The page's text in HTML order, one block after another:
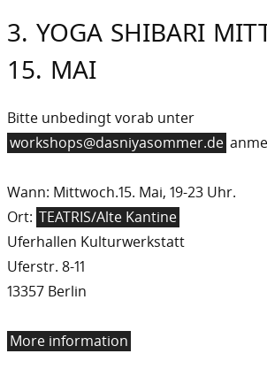
3. YOGA SHIBARI
15. MAI
Bitte unbedingt vorab unter
workshops@dasniyasommer.de
Wann: Mittwoch.15. Mai, 19-23 Uhr.
Ort: TEATRIS/Alte Kantine
Uferhallen Kulturwerkstatt
Uferstr. 8-11
13357 Berlin
More information